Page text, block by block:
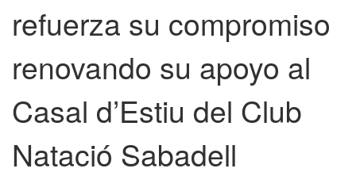
refuerza su compromiso
renovando su apoyo al
Casal d’Estiu del Club
Natació Sabadell